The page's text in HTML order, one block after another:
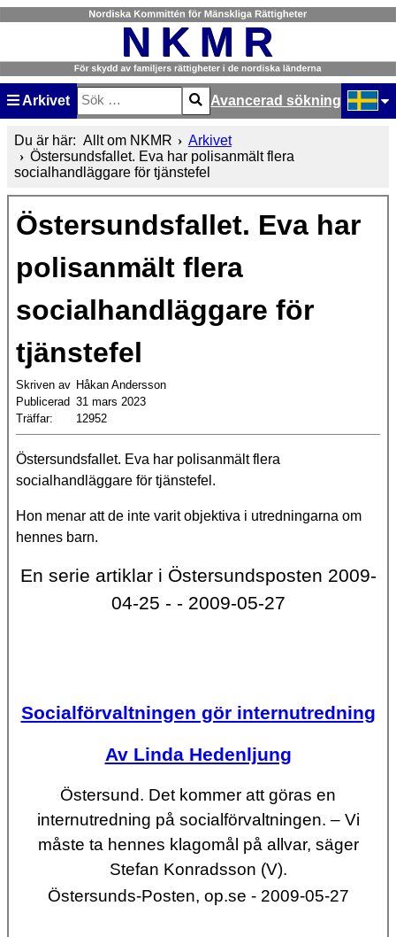
Arkivet
Sök
Type 2 or more characters for results.
Avancerad sökning
Du är här: Allt om NKMR
Arkivet
Östersundsfallet. Eva har polisanmält flera
socialhandläggare för tjänstefel
Östersundsfallet. Eva har
polisanmält flera
socialhandläggare för
tjänstefel
Skriven av Håkan Andersson
Publicerad 31 mars 2023
Träffar:
12952
Östersundsfallet. Eva har polisanmält flera
socialhandläggare för tjänstefel.
Hon menar att de inte varit objektiva i utredningarna om
hennes barn.
En serie artiklar i Östersundsposten 2009-
04-25 - - 2009-05-27
Socialförvaltningen gör internutredning
Av Linda Hedenljung
Östersund. Det kommer att göras en
internutredning på socialförvaltningen. – Vi
måste ta hennes klagomål på allvar, säger
Stefan Konradsson (V).
Östersunds-Posten, op.se - 2009-05-27